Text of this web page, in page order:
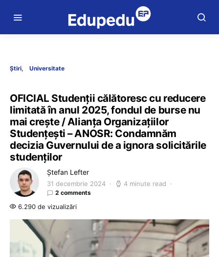
Știri Universitate
OFICIAL Studenții călătoresc cu reducere
limitată în anul 2025, fondul de burse nu
mai crește / Alianța Organizațiilor
Studențești – ANOSR: Condamnăm
decizia Guvernului de a ignora solicitările
studenților
Ștefan Lefter
31 decembrie 2024 4 minute read
2 comments
6.290 de vizualizări